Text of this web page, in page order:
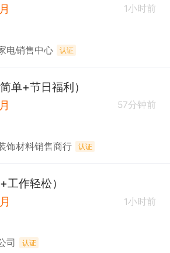
1小时前
电销售中心 认证
单+节日福利）
57分钟前
饰材料销售商行 认证
作轻松）
1小时前
司 认证